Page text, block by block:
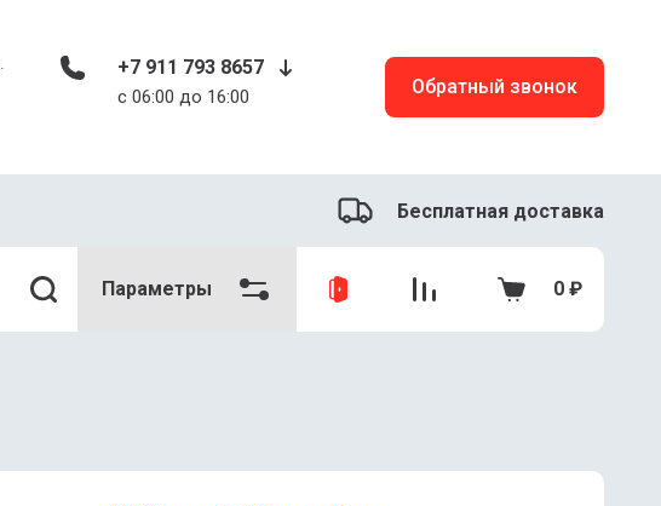
+7 911 793 8657
c 06:00 до 16:00 Обратный звонок
Бесплатная доставка
Параметры 0 ₽